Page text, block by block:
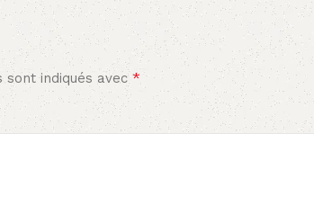
indiqués avec *